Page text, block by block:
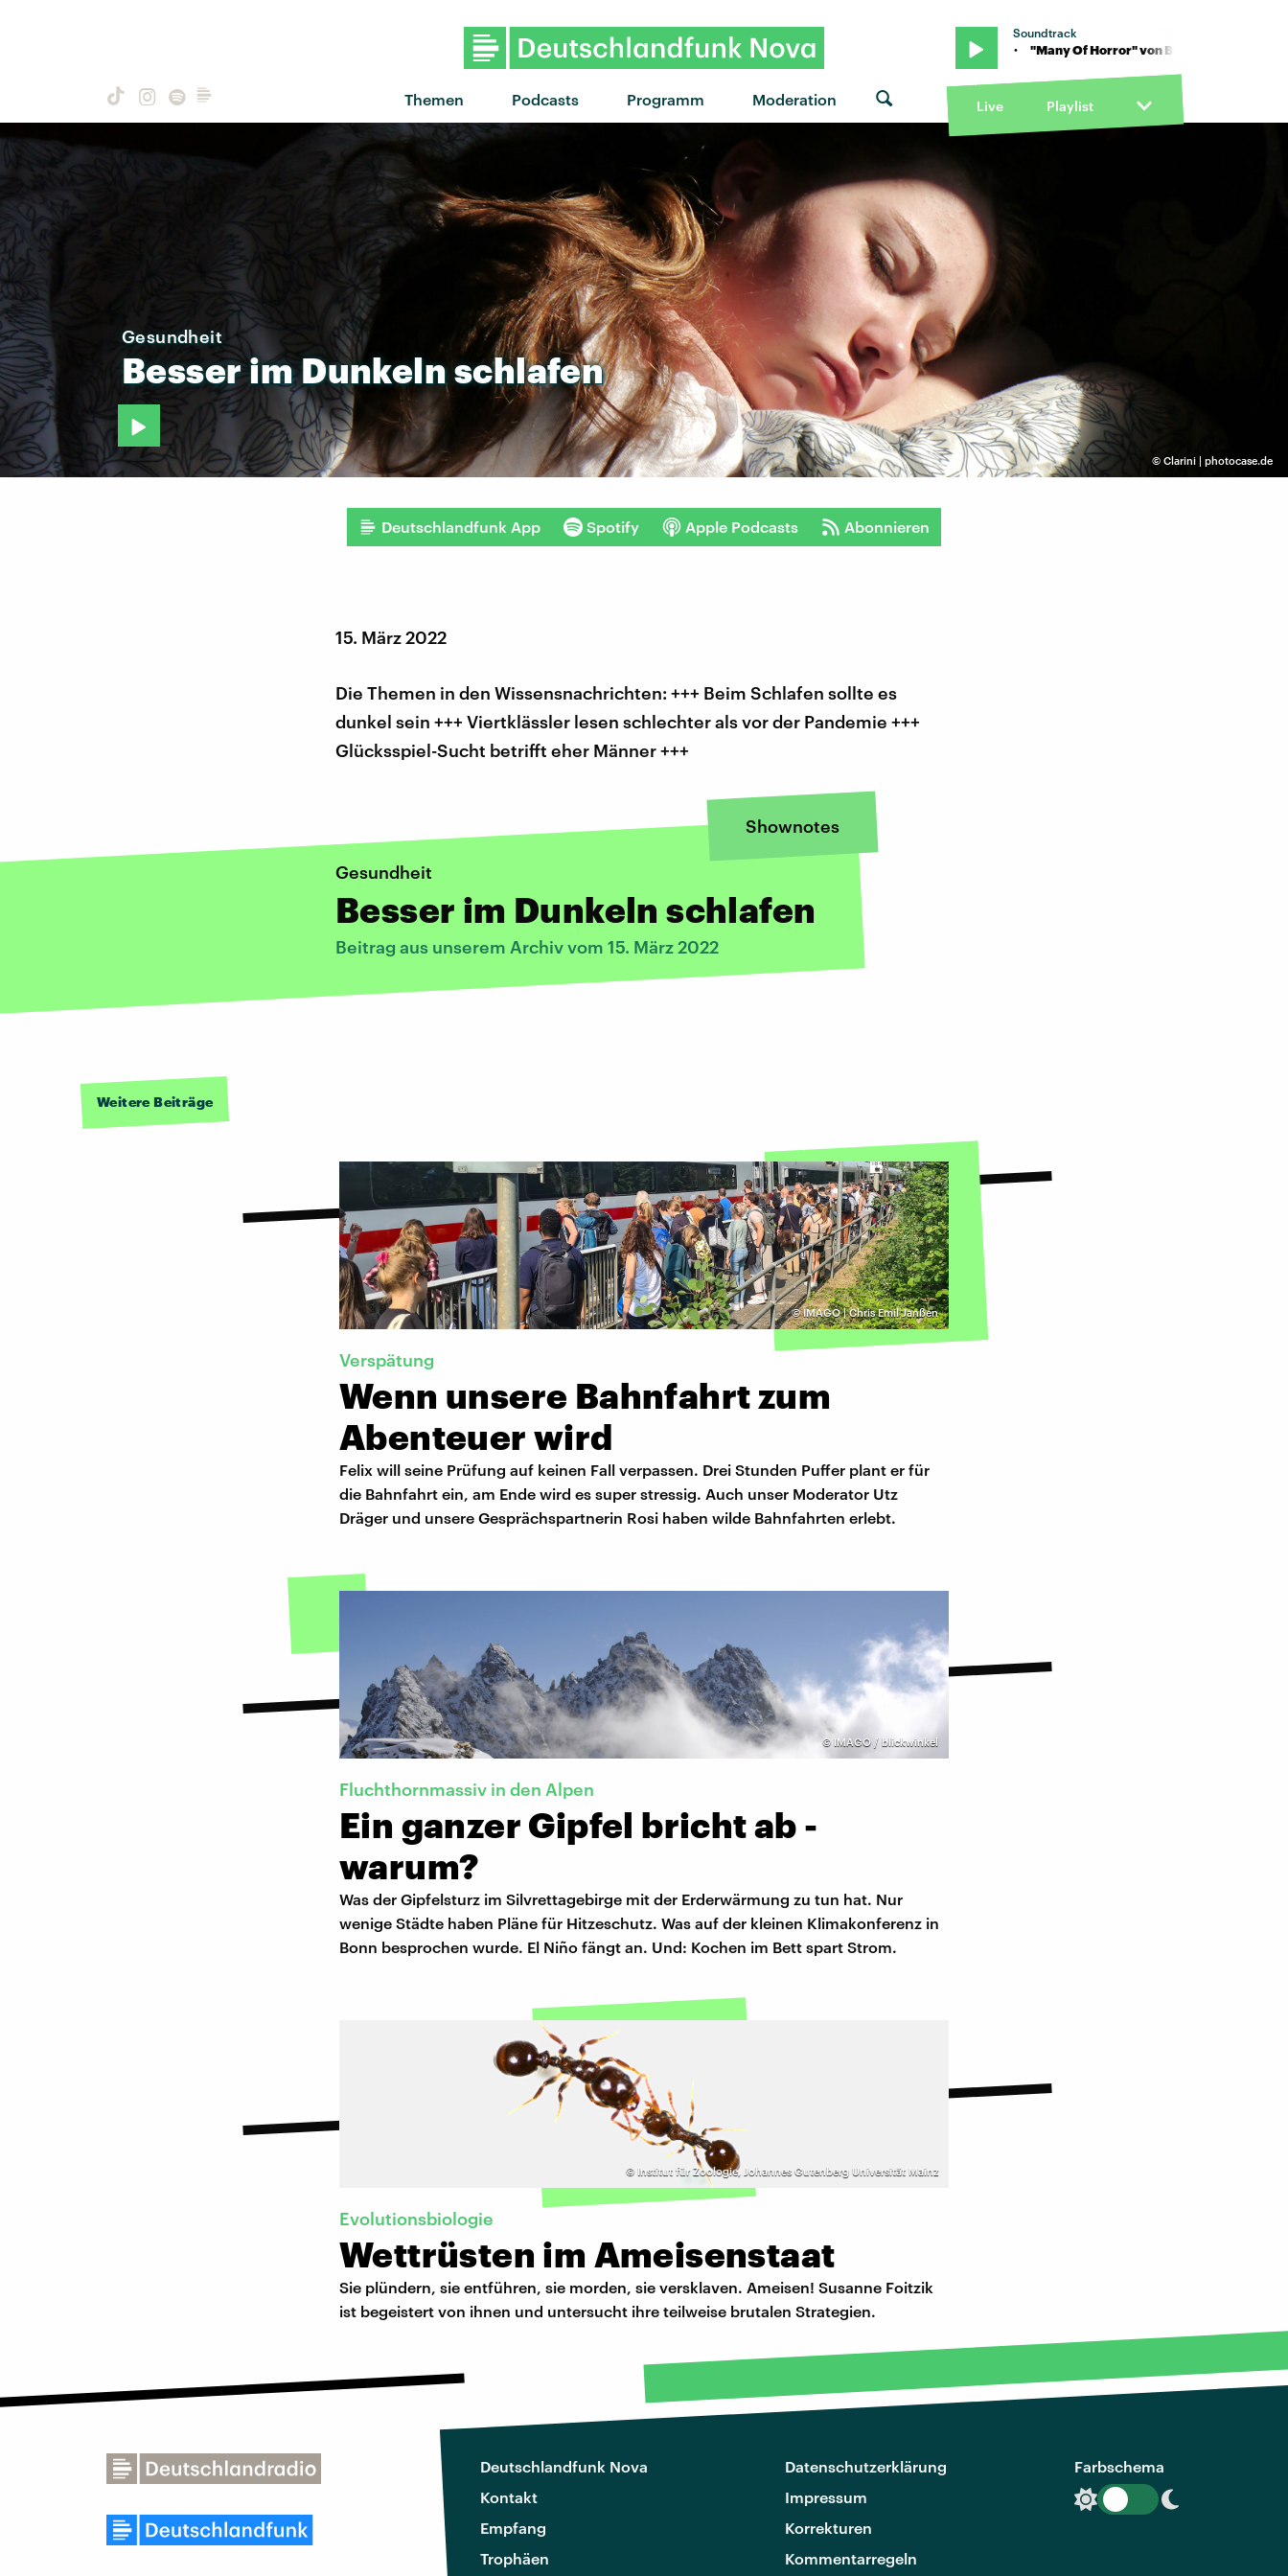
Themen Podcasts Programm Moderation
Soundtrack
"Many Of Horror" von Biffy Clyro · "Many Of Horror" von Biffy Clyro · "Many Of
Live Playlist
© Clarini | photocase.de
Gesundheit
BesserimDunkelnschlafen
Deutschlandfunk App Spotify Apple Podcasts Abonnieren
15. März 2022
Die Themen in den Wissensnachrichten: +++ Beim Schlafen sollte es
dunkel sein +++ Viertklässler lesen schlechter als vor der Pandemie +++
Glücksspiel-Sucht betrifft eher Männer +++
Shownotes
Gesundheit
Besser im Dunkeln schlafen
Beitrag aus unserem Archiv vom 15. März 2022
Weitere Beiträge
©IMAGO | Chris Emil Janßen
Verspätung
Wenn unsere Bahnfahrt zum
Abenteuer wird
Felix will seine Prüfung auf keinen Fall verpassen. Drei Stunden Puffer plant er für
die Bahnfahrt ein, am Ende wird es super stressig. Auch unser Moderator Utz
Dräger und unsere Gesprächspartnerin Rosi haben wilde Bahnfahrten erlebt.
© IMAGO / blickwinkel
Fluchthornmassiv in den Alpen
Ein ganzer Gipfel bricht ab -
warum?
Was der Gipfelsturz im Silvrettagebirge mit der Erderwärmung zu tun hat. Nur
wenige Städte haben Pläne für Hitzeschutz. Was auf der kleinen Klimakonferenz in
Bonn besprochen wurde. El Niño fängt an. Und: Kochen im Bett spart Strom.
© Institut für Zoologie, Johannes Gutenberg Universität Mainz
Evolutionsbiologie
Wettrüsten im Ameisenstaat
Sie plündern, sie entführen, sie morden, sie versklaven. Ameisen! Susanne Foitzik
ist begeistert von ihnen und untersucht ihre teilweise brutalen Strategien.
Deutschlandfunk Nova
Kontakt
Empfang
Trophäen
Datenschutzerklärung
Impressum
Korrekturen
Kommentarregeln
Farbschema